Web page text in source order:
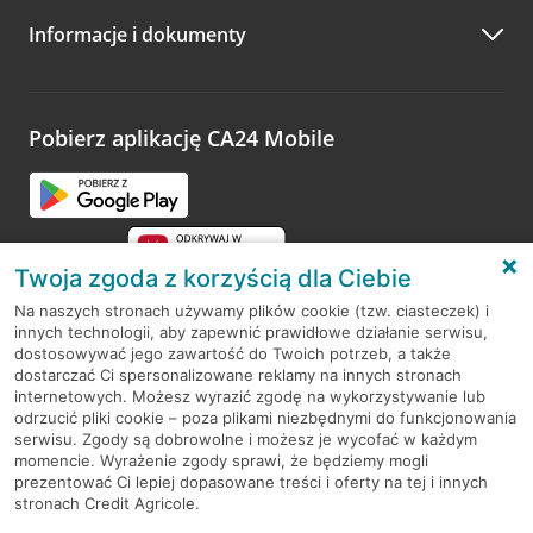
Zachęcamy do podzielenia się z nami opinią o wizycie.
opinie.
Informacje i dokumenty
Pobierz aplikację CA24 Mobile
RODO
Regulamin serwisu
Mapa serwisu
PolitykaCookies
Twoja zgoda z korzyścią dla Ciebie
Na naszych stronach używamy plików cookie (tzw. ciasteczek) i
innych technologii, aby zapewnić prawidłowe działanie serwisu,
dostosowywać jego zawartość do Twoich potrzeb, a także
dostarczać Ci spersonalizowane reklamy na innych stronach
internetowych. Możesz wyrazić zgodę na wykorzystywanie lub
odrzucić pliki cookie – poza plikami niezbędnymi do funkcjonowania
serwisu. Zgody są dobrowolne i możesz je wycofać w każdym
momencie. Wyrażenie zgody sprawi, że będziemy mogli
prezentować Ci lepiej dopasowane treści i oferty na tej i innych
stronach Credit Agricole.